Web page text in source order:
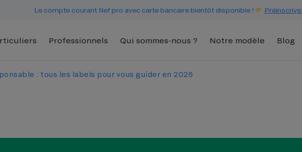
Le compte courant Nef pro avec carte bancaire bientôt disponible !
Professionnels Qui sommes-nous ? Notre modèle Blog
: tous les labels pour vous guider en 2026